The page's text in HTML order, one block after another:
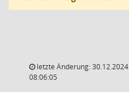
letzte Änderung: 30.12.2024
08:06:05